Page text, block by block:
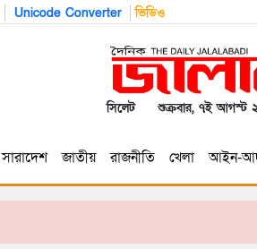
Unicode Converter ভিডিও
সিলেট শুক্রবার, ৭ই আগস্ট
সারাদেশ জাতীয় রাজনীতি খেলা আইন-